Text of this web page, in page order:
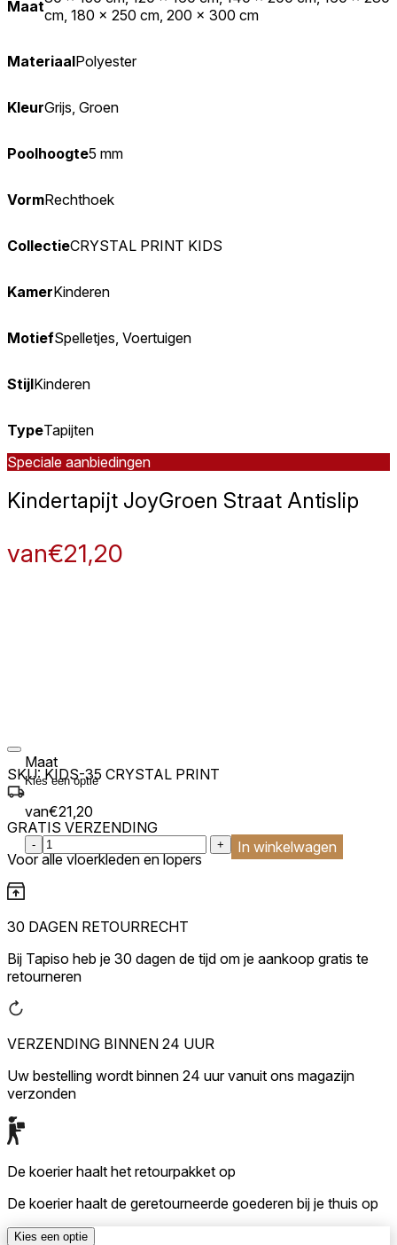
Maatcm, 180 x 250 cm, 200 x 300 cm
MateriaalPolyester
KleurGrijs, Groen
Poolhoogte5 mm
VormRechthoek
CollectieCRYSTAL PRINT KIDS
KamerKinderen
MotiefSpelletjes, Voertuigen
StijlKinderen
TypeTapijten
Speciale aanbiedingen
Kindertapijt JoyGroen Straat Antislip
van€21,20
Maat
van€21,20
:product_name quantity
- + In winkelwagen
SKU:KIDS-35 CRYSTAL PRINT
GRATIS VERZENDING
Voor alle vloerkleden en lopers
30 DAGEN RETOURRECHT
Bij Tapiso heb je 30 dagen de tijd om je aankoop gratis te
retourneren
VERZENDING BINNEN 24 UUR
Uw bestelling wordt binnen 24 uur vanuit ons magazijn
verzonden
De koerier haalt het retourpakket op
De koerier haalt de geretourneerde goederen bij je thuis op
Kies een optie